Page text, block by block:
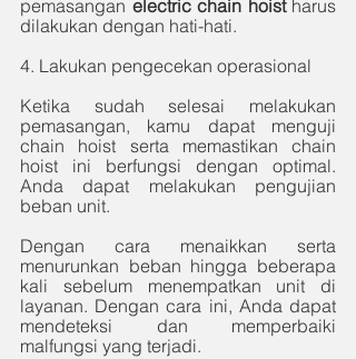
pemasangan electric chain hoist harus
dilakukan dengan hati-hati.
4. Lakukan pengecekan operasional
Ketika sudah selesai melakukan
pemasangan, kamu dapat menguji
chain hoist serta memastikan chain
hoist ini berfungsi dengan optimal.
Anda dapat melakukan pengujian
beban unit.
Dengan cara menaikkan serta
menurunkan beban hingga beberapa
kali sebelum menempatkan unit di
layanan. Dengan cara ini, Anda dapat
mendeteksi dan memperbaiki
malfungsi yang terjadi.